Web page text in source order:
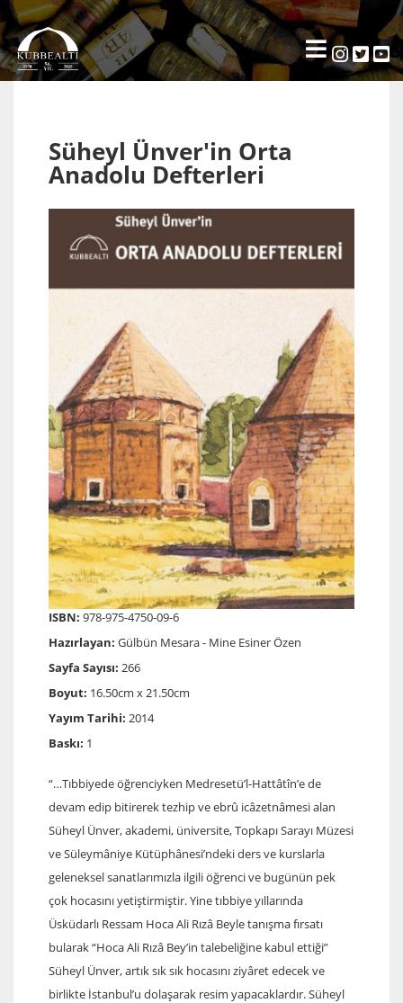
Süheyl Ünver'in Orta
Anadolu Defterleri
ISBN: 978-975-4750-09-6
Hazırlayan: Gülbün Mesara - Mine Esiner Özen
Sayfa Sayısı: 266
Boyut: 16.50cm x 21.50cm
Yayım Tarihi: 2014
Baskı: 1
“…Tıbbiyede öğrenciyken Medresetü’l-Hattâtîn’e de
devam edip bitirerek tezhip ve ebrû icâzetnâmesi alan
Süheyl Ünver, akademi, üniversite, Topkapı Sarayı Müzesi
ve Süleymâniye Kütüphânesi’ndeki ders ve kurslarla
geleneksel sanatlarımızla ilgili öğrenci ve bugünün pek
çok hocasını yetiştirmiştir. Yine tıbbiye yıllarında
Üsküdarlı Ressam Hoca Ali Rızâ Beyle tanışma fırsatı
bularak “Hoca Ali Rızâ Bey’in talebeliğine kabul ettiği”
Süheyl Ünver, artık sık sık hocasını ziyâret edecek ve
birlikte İstanbul’u dolaşarak resim yapacaklardır. Süheyl